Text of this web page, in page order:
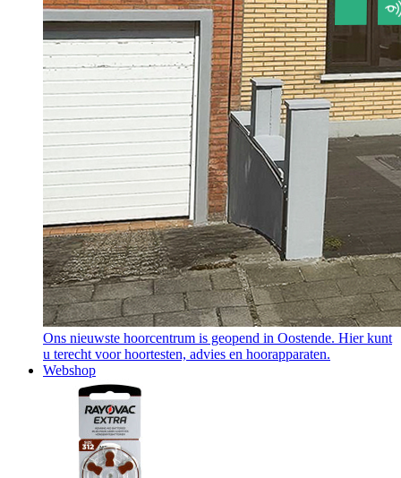
Ons nieuwste hoorcentrum is geopend in Oostende. Hier kunt
u terecht voor hoortesten, advies en hoorapparaten.
Webshop